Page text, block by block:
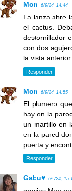
Mon 6/9/24, 14:44
La lanza abre
el cactus.
destornillador
con dos
la vista anterior.
Responder
Mon 6/9/24, 14:55
El plumero
hay en la
un martillo en
en la pared
puerta y
Responder
Gabu♥ 6/9/24,